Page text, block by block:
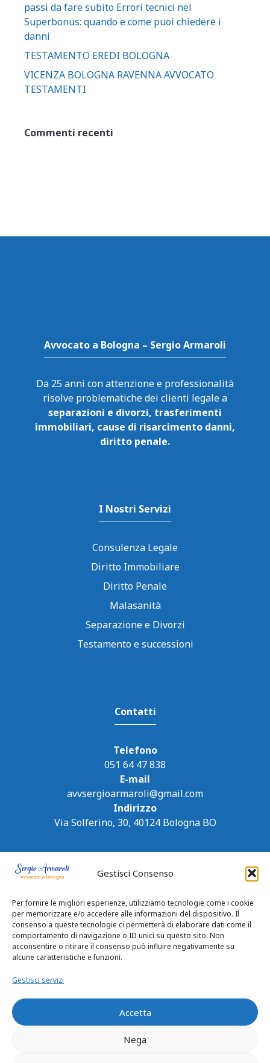
Gestisci Consenso
Per fornire le migliori esperienze, utilizziamo tecnologie come i cookie
per memorizzare e/o accedere alle informazioni del dispositivo. Il
consenso a queste tecnologie ci permetterà di elaborare dati come il
comportamento di navigazione o ID unici su questo sito. Non
acconsentire o ritirare il consenso può influire negativamente su
alcune caratteristiche e funzioni.
Gestisci servizi
Accetta
Nega
passi da fare subito Errori tecnici nel
Superbonus: quando e come puoi chiedere i
danni
TESTAMENTO EREDI BOLOGNA
VICENZA BOLOGNA RAVENNA AVVOCATO
TESTAMENTI
Commenti recenti
Avvocato a Bologna – Sergio Armaroli
Da 25 anni con attenzione e professionalità
separazioni e divorzi, trasferimenti
immobiliari, cause di risarcimento danni,
diritto penale.
I Nostri Servizi
Consulenza Legale
Diritto Immobiliare
Diritto Penale
Malasanità
Separazione e Divorzi
Testamento e successioni
Contatti
Telefono
051 64 47 838
E-mail
avvsergioarmaroli@gmail.com
Indirizzo
Via Solferino, 30, 40124 Bologna BO